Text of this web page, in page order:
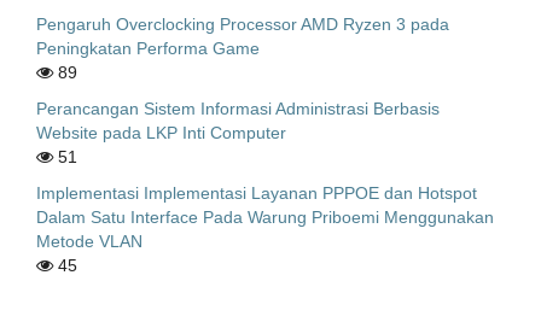
Pengaruh Overclocking Processor AMD Ryzen 3 pada
Peningkatan Performa Game
89
Perancangan Sistem Informasi Administrasi Berbasis
Website pada LKP Inti Computer
51
Implementasi Implementasi Layanan PPPOE dan Hotspot
Dalam Satu Interface Pada Warung Priboemi Menggunakan
Metode VLAN
45